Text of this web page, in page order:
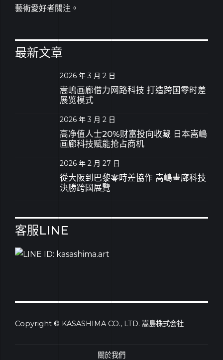
藝術愛好者關注。
最新文章
2026 年 3 月 2 日
嵩嶋画廊借力网路科技 打造跨国零时差
展览模式
2026 年 3 月 2 日
高净值人士20%财富投向收藏 日本嵩嶋
画廊科技赋能抢占商机
2026 年 2 月 27 日
從大阪到巴黎零時差協作 嵩嶋畫廊科技
決勝跨國展覽
客服LINE
Copyright © KASASHIMA CO., LTD. 嵩島株式会社
關於我們